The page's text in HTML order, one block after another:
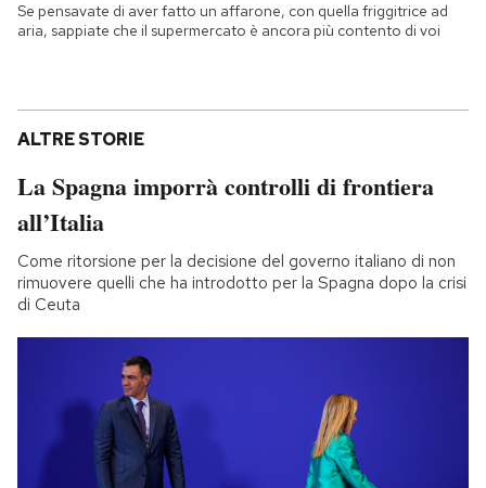
Se pensavate di aver fatto un affarone, con quella friggitrice ad
aria, sappiate che il supermercato è ancora più contento di voi
ALTRE STORIE
La Spagna imporrà controlli di frontiera
all’Italia
Come ritorsione per la decisione del governo italiano di non
rimuovere quelli che ha introdotto per la Spagna dopo la crisi
di Ceuta